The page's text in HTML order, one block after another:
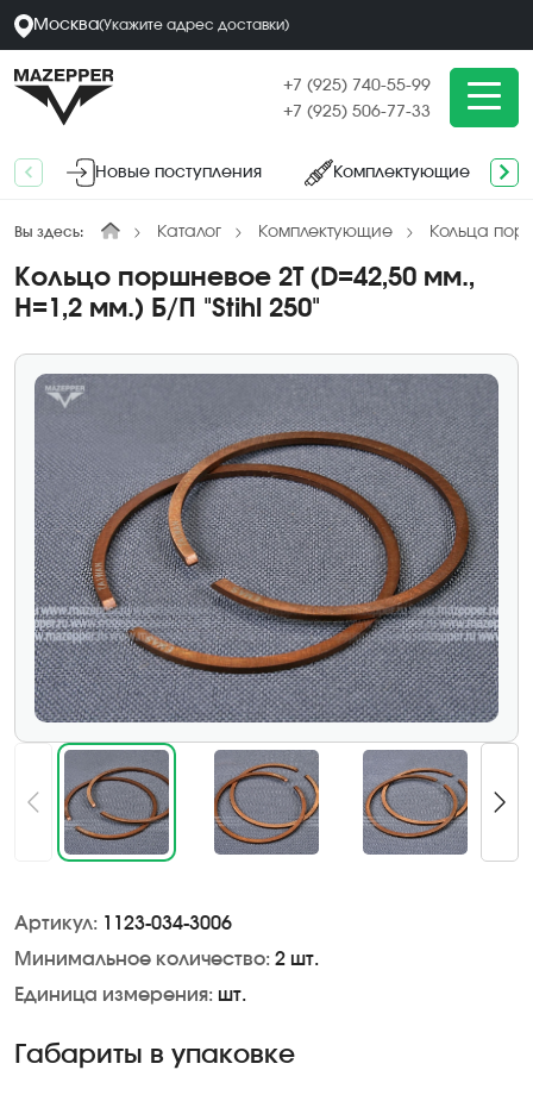
Москва(Укажите адрес доставки)
+7 (925) 740-55-99
+7 (925) 506-77-33
Новые поступления Комплектующие
Вы здесь: Каталог Комплектующие Кольца
Кольцо поршневое 2Т (D=42,50 мм.,
H=1,2 мм.) Б/П "Stihl 250"
Артикул: 1123-034-3006
Минимальное количество: 2 шт.
Единица измерения: шт.
Габариты в упаковке